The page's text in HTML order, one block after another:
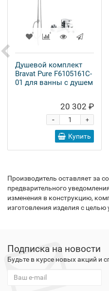
Душевой комплект
Bravat Pure F6105161C-
01 для ванны с душем
20 302 ₽
+
-
Купить
Производитель оставляет за
предварительного
изменения в конструкцию,
изготовления изделия с целью
Подписка на новости
Будьте в курсе новых акций и